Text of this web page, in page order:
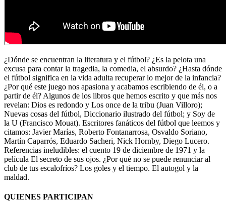
¿Dónde se encuentran la literatura y el fútbol? ¿Es la pelota una
excusa para contar la tragedia, la comedia, el absurdo? ¿Hasta dónde
el fútbol significa en la vida adulta recuperar lo mejor de la infancia?
¿Por qué este juego nos apasiona y acabamos escribiendo de él, o a
partir de él? Algunos de los libros que hemos escrito y que más nos
revelan: Dios es redondo y Los once de la tribu (Juan Villoro);
Nuevas cosas del fútbol, Diccionario ilustrado del fútbol; y Soy de
la U (Francisco Mouat). Escritores fanáticos del fútbol que leemos y
citamos: Javier Marías, Roberto Fontanarrosa, Osvaldo Soriano,
Martín Caparrós, Eduardo Sacheri, Nick Hornby, Diego Lucero.
Referencias ineludibles: el cuento 19 de diciembre de 1971 y la
película El secreto de sus ojos. ¿Por qué no se puede renunciar al
club de tus escalofríos? Los goles y el tiempo. El autogol y la
maldad.
QUIENES PARTICIPAN